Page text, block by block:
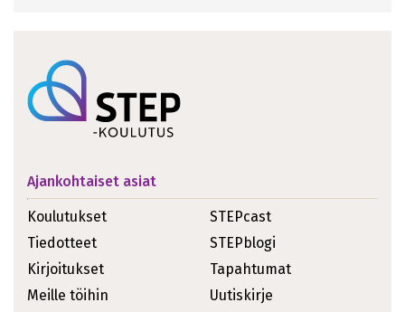
Ajankohtaiset asiat
Koulutukset
Tiedotteet
Kirjoitukset
Meille töihin
STEPcast
STEPblogi
Tapahtumat
Uutiskirje